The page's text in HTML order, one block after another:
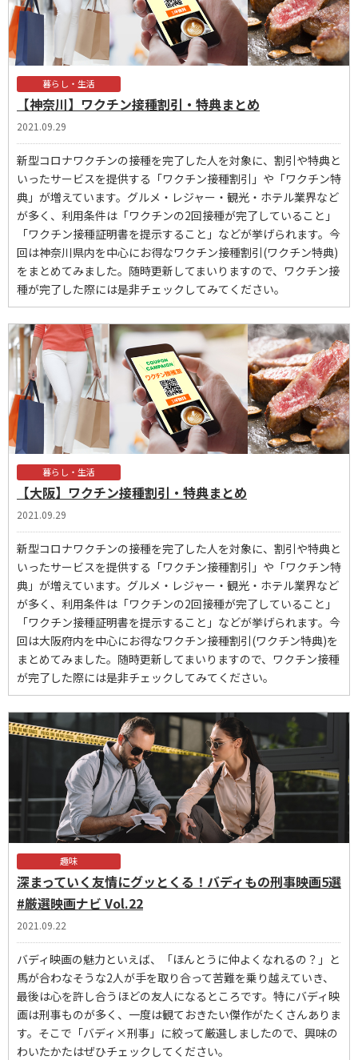
暮らし・生活
【神奈川】ワクチン接種割引・特典まとめ
2021.09.29
新型コロナワクチンの接種を完了した人を対象に、割引や特典と
いったサービスを提供する「ワクチン接種割引」や「ワクチン特
典」が増えています。グルメ・レジャー・観光・ホテル業界など
が多く、利用条件は「ワクチンの2回接種が完了していること」
「ワクチン接種証明書を提示すること」などが挙げられます。今
回は神奈川県内を中心にお得なワクチン接種割引(ワクチン特典)
をまとめてみました。随時更新してまいりますので、ワクチン接
種が完了した際には是非チェックしてみてください。
暮らし・生活
【大阪】ワクチン接種割引・特典まとめ
2021.09.29
新型コロナワクチンの接種を完了した人を対象に、割引や特典と
いったサービスを提供する「ワクチン接種割引」や「ワクチン特
典」が増えています。グルメ・レジャー・観光・ホテル業界など
が多く、利用条件は「ワクチンの2回接種が完了していること」
「ワクチン接種証明書を提示すること」などが挙げられます。今
回は大阪府内を中心にお得なワクチン接種割引(ワクチン特典)を
まとめてみました。随時更新してまいりますので、ワクチン接種
が完了した際には是非チェックしてみてください。
趣味
深まっていく友情にグッとくる！バディもの刑事映画5選
#厳選映画ナビ Vol.22
2021.09.22
バディ映画の魅力といえば、「ほんとうに仲よくなれるの？」と
馬が合わなそうな2人が手を取り合って苦難を乗り越えていき、
最後は心を許し合うほどの友人になるところです。特にバディ映
画は刑事ものが多く、一度は観ておきたい傑作がたくさんありま
す。そこで「バディ×刑事」に絞って厳選しましたので、興味の
わいたかたはぜひチェックしてください。